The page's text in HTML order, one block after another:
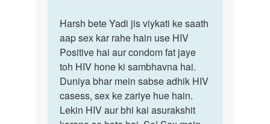
to
mine
ek
boy
ke
sath
sex
Harsh
bete
Yadi
jis
viykati…
Harsh bete Yadi jis viykati ke saath
aap sex kar rahe hain use HIV
Positive hai aur condom fat jaye
toh HIV hone ki sambhavna hai.
Duniya bhar mein sabse adhik HIV
casess, sex ke zariye hue hain.
Lekin HIV aur bhi kai asurakshit